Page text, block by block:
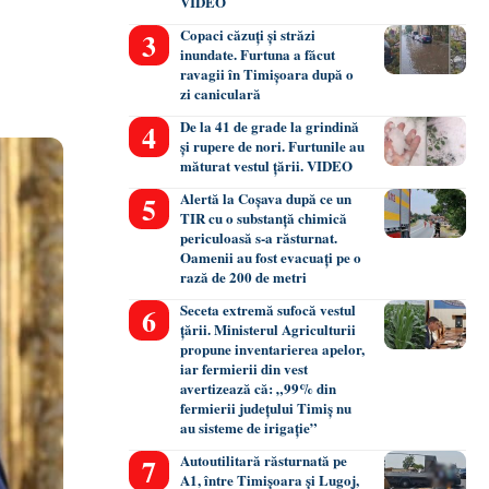
Copaci căzuți și străzi
inundate. Furtuna a făcut
ravagii în Timișoara după o
zi caniculară
De la 41 de grade la grindină
și rupere de nori. Furtunile au
măturat vestul țării. VIDEO
Alertă la Coșava după ce un
TIR cu o substanță chimică
periculoasă s-a răsturnat.
Oamenii au fost evacuați pe o
rază de 200 de metri
Seceta extremă sufocă vestul
țării. Ministerul Agriculturii
propune inventarierea apelor,
iar fermierii din vest
avertizează că: „99% din
fermierii județului Timiș nu
au sisteme de irigație”
Autoutilitară răsturnată pe
A1, între Timișoara și Lugoj,